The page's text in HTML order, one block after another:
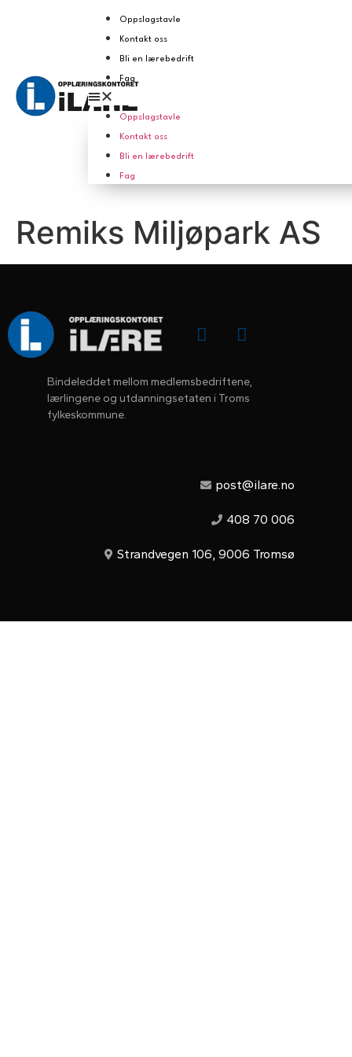
Oppslagstavle
Kontakt oss
Bli en lærebedrift
Fag
Oppslagstavle
Kontakt oss
Bli en lærebedrift
Fag
Remiks Miljøpark AS
Bindeleddet mellom medlemsbedriftene,
lærlingene og utdanningsetaten i Troms
fylkeskommune.
post@ilare.no
408 70 006
Strandvegen 106, 9006 Tromsø